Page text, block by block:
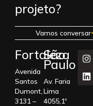
projeto?
Vamos conversar
Fortaleza
Avenida
Santos
Dumont,
3131 –
São
Paulo
Av. Faria
Lima
4055,1º